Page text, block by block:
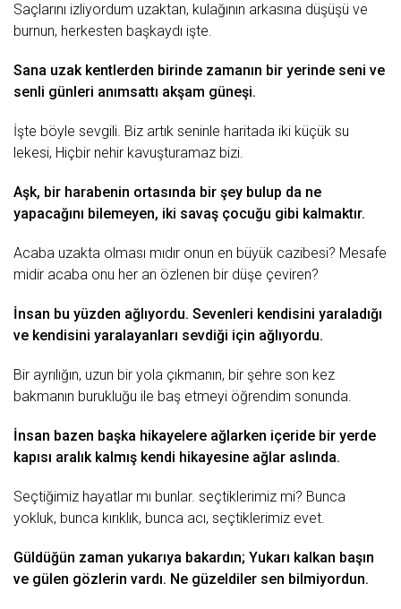
Saçlarını izliyordum uzaktan, kulağının arkasına düşüşü ve
burnun, herkesten başkaydı işte.
Sana uzak kentlerden birinde zamanın bir yerinde seni ve
senli günleri anımsattı akşam güneşi.
İşte böyle sevgili. Biz artık seninle haritada iki küçük su
lekesi, Hiçbir nehir kavuşturamaz bizi.
Aşk, bir harabenin ortasında bir şey bulup da ne
yapacağını bilemeyen, iki savaş çocuğu gibi kalmaktır.
Acaba uzakta olması mıdır onun en büyük cazibesi? Mesafe
midir acaba onu her an özlenen bir düşe çeviren?
İnsan bu yüzden ağlıyordu. Sevenleri kendisini yaraladığı
ve kendisini yaralayanları sevdiği için ağlıyordu.
Bir ayrılığın, uzun bir yola çıkmanın, bir şehre son kez
bakmanın burukluğu ile baş etmeyi öğrendim sonunda.
İnsan bazen başka hikayelere ağlarken içeride bir yerde
kapısı aralık kalmış kendi hikayesine ağlar aslında.
Seçtiğimiz hayatlar mı bunlar. seçtiklerimiz mi? Bunca
yokluk, bunca kırıklık, bunca acı, seçtiklerimiz evet.
Güldüğün zaman yukarıya bakardın; Yukarı kalkan başın
ve gülen gözlerin vardı. Ne güzeldiler sen bilmiyordun.